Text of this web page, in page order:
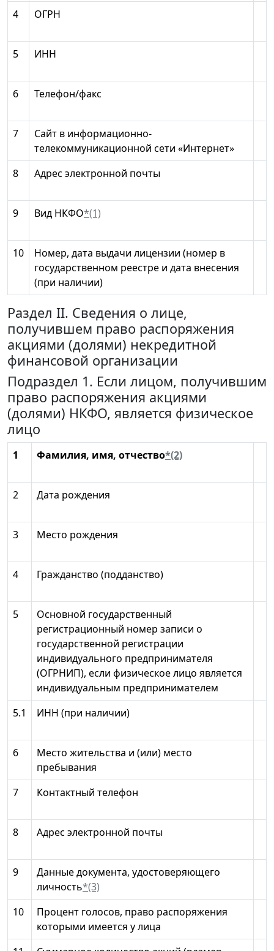
4 ОГРН
5 ИНН
6 Телефон/факс
7
Сайт в информационно-
телекоммуникационной сети «Интернет»
8
Адрес электронной почты
9 Вид НКФО*(1)
10
Номер, дата выдачи лицензии (номер в
государственном реестре и дата внесения
(при наличии)
Раздел II. Сведения о лице,
получившем право распоряжения
акциями (долями) некредитной
финансовой организации
Подраздел 1. Если лицом, получившим
право распоряжения акциями
(долями) НКФО, является физическое
лицо
1 Фамилия, имя, отчество*(2)
2 Дата рождения
3 Место рождения
4 Гражданство (подданство)
5
Основной государственный
регистрационный номер записи о
государственной регистрации
индивидуального предпринимателя
(ОГРНИП), если физическое лицо является
индивидуальным предпринимателем
5.1
ИНН (при наличии)
6
Место жительства и (или) место
пребывания
7
Контактный телефон
8 Адрес электронной почты
9
Данные документа, удостоверяющего
личность*(3)
10
Процент голосов, право распоряжения
которыми имеется у лица